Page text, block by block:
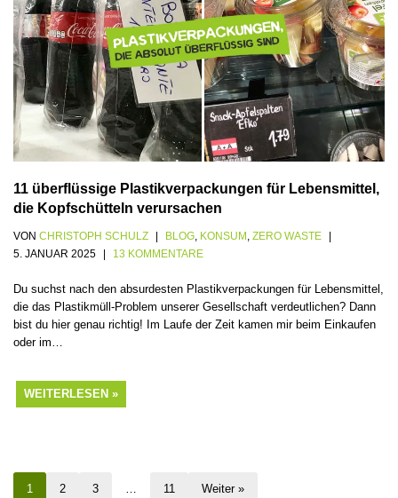
11 überflüssige Plastikverpackungen für Lebensmittel,
die Kopfschütteln verursachen
VON CHRISTOPH SCHULZ BLOG KONSUM ZERO WASTE
5. JANUAR 2025
13 KOMMENTARE
Du suchst nach den absurdesten Plastikverpackungen für Lebensmittel,
die das Plastikmüll-Problem unserer Gesellschaft verdeutlichen? Dann
bist du hier genau richtig! Im Laufe der Zeit kamen mir beim Einkaufen
oder im…
WEITERLESEN »
1 2 3 11 Weiter »